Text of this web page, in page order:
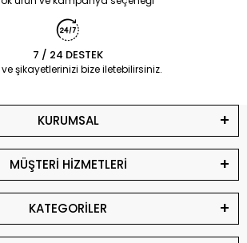
7 / 24 DESTEK
ve şikayetlerinizi bize iletebilirsiniz.
KURUMSAL
MÜŞTERİ HİZMETLERİ
KATEGORİLER